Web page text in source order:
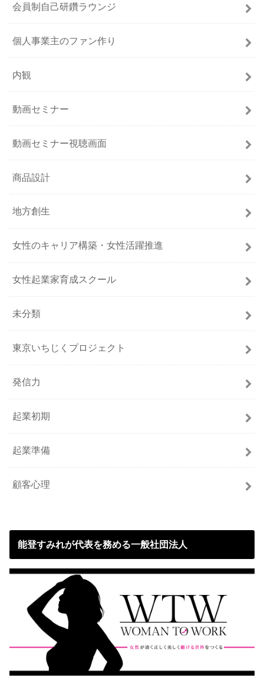
会員制自己研鑽ラウンジ
個人事業主のファン作り
内観
動画セミナー
動画セミナー視聴画面
商品設計
地方創生
女性のキャリア構築・女性活躍推進
女性起業家育成スクール
未分類
東京いちじくプロジェクト
発信力
起業初期
起業準備
顧客心理
能登すみれが代表を務める一般社団法人